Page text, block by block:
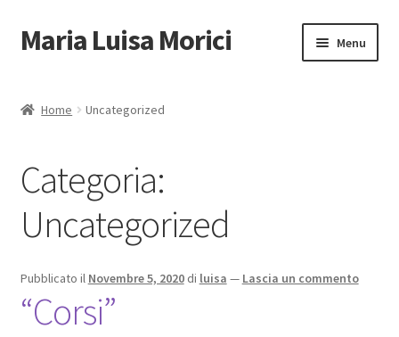
Vai
alla
Vai
al
Maria Luisa Morici Menu
Homeschooling
Negozio
child
Corsi Online
Libri Online
Home Uncategorized
Categoria:
Uncategorized
Pubblicato il Novembre 5, 2020 di luisa — Lascia un commento
“Corsi”